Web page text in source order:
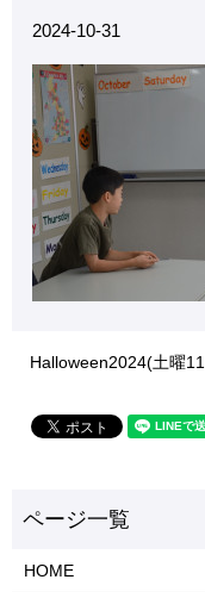
2024-10-31
Halloween2024(土曜
HOME